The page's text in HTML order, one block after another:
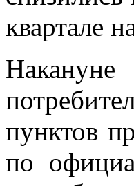
квартале
пунктов
по